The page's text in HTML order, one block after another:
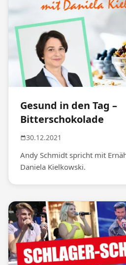
Gesund in den Tag –
Bitterschokolade
30.12.2021
Andy Schmidt spricht mit
Daniela Kielkowski.